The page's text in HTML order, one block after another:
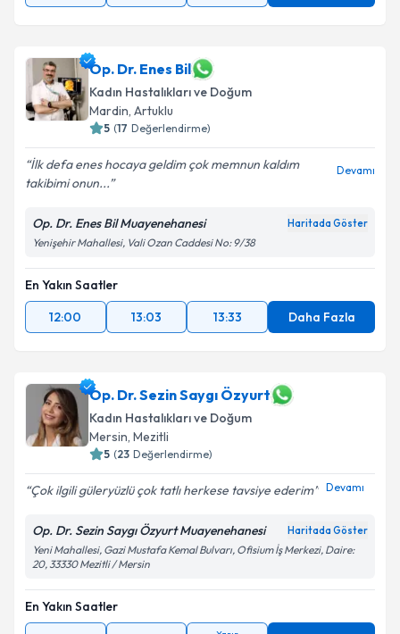
Op. Dr. Enes Bil
Kadın Hastalıkları ve Doğum
Mardin, Artuklu
5 (17 Değerlendirme)
İlk defa enes hocaya geldim çok memnun kaldım
takibimi onun...
Devamı
Op. Dr. Enes Bil Muayenehanesi Haritada Göster
Yenişehir Mahallesi, Vali Ozan Caddesi No: 9/38
En Yakın Saatler
12:00
13:03 13:33 Daha Fazla
Op. Dr. Sezin Saygı Özyurt
Kadın Hastalıkları ve Doğum
Mersin, Mezitli
5 (23 Değerlendirme)
Çok ilgili güleryüzlü çok tatlı herkese tavsiye ederim Devamı
Op. Dr. Sezin Saygı Özyurt Muayenehanesi Haritada Göster
Yeni Mahallesi, Gazi Mustafa Kemal Bulvarı, Ofisium İş Merkezi, Daire:
20, 33330 Mezitli / Mersin
En Yakın Saatler